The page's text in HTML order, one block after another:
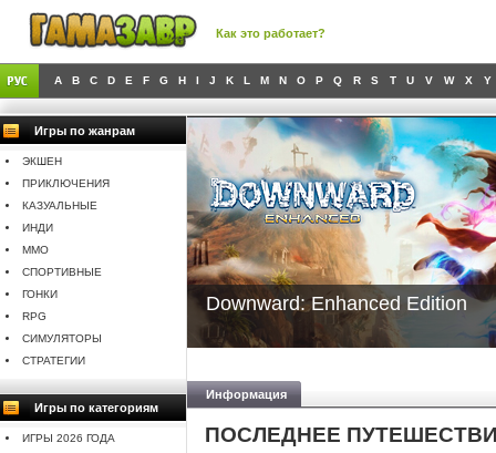
Как это работает?
A B C D E F G H I J K L M N O P Q R S T U V W X Y
Игры по жанрам
ЭКШЕН
ПРИКЛЮЧЕНИЯ
КАЗУАЛЬНЫЕ
ИНДИ
MMO
СПОРТИВНЫЕ
ГОНКИ
RPG
СИМУЛЯТОРЫ
СТРАТЕГИИ
Игры по категориям
ИГРЫ 2026 ГОДА
Downward: Enhanced Edition
Информация
ПОСЛЕДНЕЕ